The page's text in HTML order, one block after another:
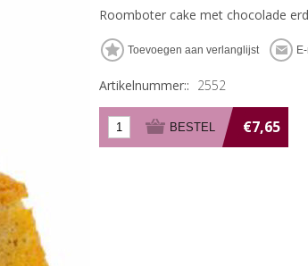
Roomboter cake met chocolade
Artikelnummer:: 2552
€7,65